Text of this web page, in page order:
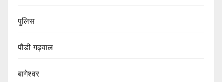
पुलिस
पौडी गढ़वाल
बागेश्वर